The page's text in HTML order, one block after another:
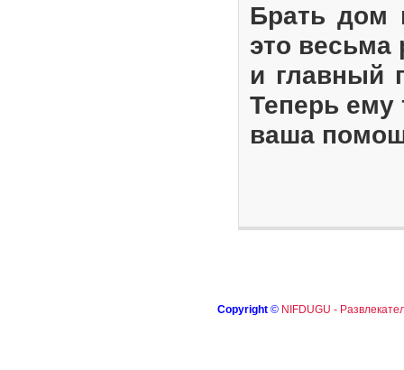
Брать дом
это весьма
и главный
Теперь ему
ваша
Copyright © NIFDUGU -